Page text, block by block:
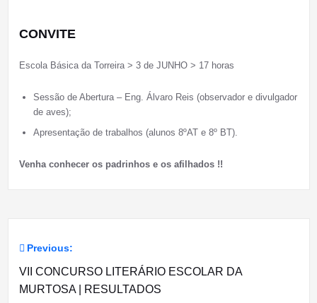
CONVITE
Escola Básica da Torreira > 3 de JUNHO > 17 horas
Sessão de Abertura – Eng. Álvaro Reis (observador e divulgador
de aves);
Apresentação de trabalhos (alunos 8ºAT e 8º BT).
Venha conhecer os padrinhos e os afilhados !!
Navegação
de
Previous:
VII CONCURSO LITERÁRIO ESCOLAR DA
MURTOSA | RESULTADOS